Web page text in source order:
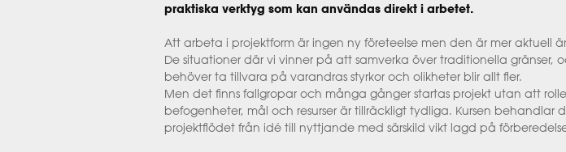
praktiska verktyg som kan användas direkt i arbetet.
Att arbeta i projektform är ingen ny företeelse men den är mer aktuell
De situationer där vi vinner på att samverka över traditionella gränser,
behöver ta tillvara på varandras styrkor och olikheter blir allt fler.
Men det finns fallgropar och många gånger startas projekt utan att
befogenheter, mål och resurser är tillräckligt tydliga. Kursen behandlar
projektflödet från idé till nyttjande med särskild vikt lagd på